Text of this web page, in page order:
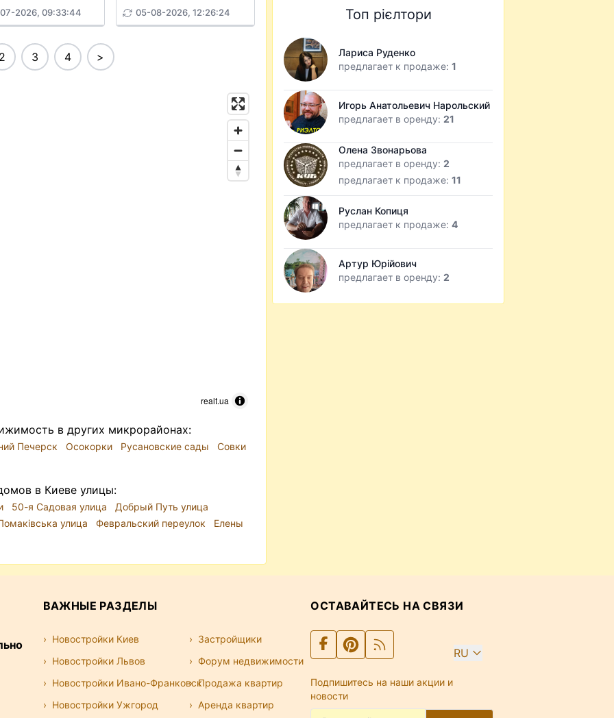
2026, 09:33:44 05-08-2026, 12:26:24
2 3 4 >
realt.ua
в других микрорайонах:
Печерск Осокорки Русановские сады
Совки
в Киеве улицы:
50-я Садовая улица
Добрый Путь улица
улица Февральский переулок
Елены
Топ рієлтори
Лариса Руденко
предлагает к продаже:1
Игорь Анатольевич Нарольский
предлагает в оренду:21
Олена Звонарьова
предлагает в оренду:2
предлагает к продаже:11
Руслан Копиця
предлагает к продаже:4
Артур Юрійович
предлагает в оренду:2
ВАЖНЫЕ РАЗДЕЛЫ
Новостройки Киев
Новостройки Львов
Новостройки Ивано-Франковск
Новостройки Ужгород
Застройщики
Форум недвижимости
Продажа квартир
Аренда квартир
ОСТАВАЙТЕСЬ НА СВЯЗИ
RU
Подпишитесь на наши акции и
новости